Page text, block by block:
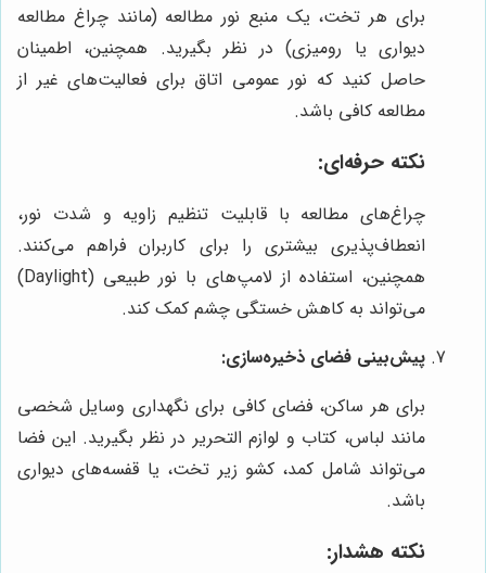
برای هر تخت، یک منبع نور مطالعه (مانند چراغ مطالعه
دیواری یا رومیزی) در نظر بگیرید. همچنین، اطمینان
حاصل کنید که نور عمومی اتاق برای فعالیت‌های غیر از
مطالعه کافی باشد.
نکته حرفه‌ای:
چراغ‌های مطالعه با قابلیت تنظیم زاویه و شدت نور،
انعطاف‌پذیری بیشتری را برای کاربران فراهم می‌کنند.
همچنین، استفاده از لامپ‌های با نور طبیعی (Daylight)
می‌تواند به کاهش خستگی چشم کمک کند.
پیش‌بینی فضای ذخیره‌سازی:
برای هر ساکن، فضای کافی برای نگهداری وسایل شخصی
مانند لباس، کتاب و لوازم التحریر در نظر بگیرید. این فضا
می‌تواند شامل کمد، کشو زیر تخت، یا قفسه‌های دیواری
باشد.
نکته هشدار: